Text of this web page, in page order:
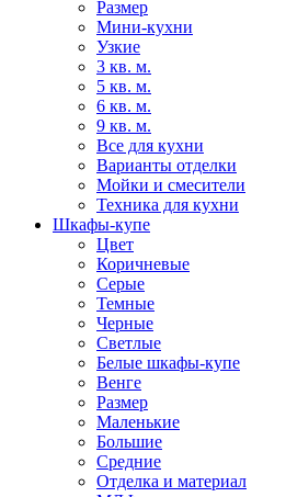
Размер
Мини-кухни
Узкие
3 кв. м.
5 кв. м.
6 кв. м.
9 кв. м.
Все для кухни
Варианты отделки
Мойки и смесители
Техника для кухни
Шкафы-купе
Цвет
Коричневые
Серые
Темные
Черные
Светлые
Белые шкафы-купе
Венге
Размер
Маленькие
Большие
Средние
Отделка и материал